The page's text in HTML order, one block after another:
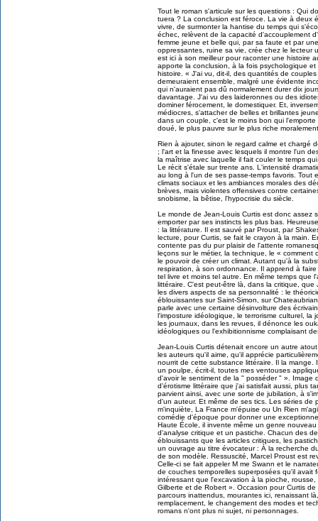
Tout le roman s'articule sur les questions : Qui
tuera ? La conclusion est féroce. La vie à deux
vivre, de surmonter la hantise du temps qui
échec, relèvent de la capacité d'accouplement
femme jeune et belle qui, par sa faute et par
oppressantes, ruine sa vie, crée chez le lecteur
est ici à son meilleur pour raconter une histoire
apporte la conclusion, à la fois psychologique
histoire. « J'ai vu, dit-il, des quantités de
demeuraient ensemble, malgré une évidente
qui n'auraient pas dû normalement durer dix
davantage. J'ai vu des laideronnes ou des
dominer férocement, le domestiquer. Et,
médiocres, s'attacher de belles et brillantes
dans un couple, c'est le moins bon qui
doué, le plus pauvre sur le plus riche
Rien à ajouter, sinon le regard calme et chargé
; l'art et la finesse avec lesquels il montre l'un
la maîtrise avec laquelle il fait couler le temps
Le récit s'étale sur trente ans. L'intensité
au long à l'un de ses passe-temps favoris. Tout
climats sociaux et les ambiances morales des
brèves, mais violentes offensives contre
snobisme, la bêtise, l'hypocrisie du siècle.
Le monde de Jean-Louis Curtis est donc assez
emporter par ses instincts les plus bas.
: la littérature. Il est sauvé par Proust, par
lecture, pour Curtis, se fait le crayon à la main.
contente pas du pur plaisir de l'attente
leçons sur le métier, la technique, le «
le pouvoir de créer un climat. Autant qu'à la
respiration, à son ordonnance. Il apprend à
tel livre et moins tel autre. En même temps que
littéraire. C'est peut-être là, dans la critique,
les divers aspects de sa personnalité : le
éblouissantes sur Saint-Simon, sur
parle avec une certaine désinvolture des
l'imposture idéologique, le terrorisme culturel, la
les journaux, dans les revues, il dénonce les
idéologiques ou l'exhibitionnisme complaisant
Jean-Louis Curtis détenait encore un autre
les auteurs qu'il aime, qu'il apprécie
nourrit de cette substance littéraire. Il la
un poulpe, écrit-il, toutes mes ventouses
d'avoir le sentiment de la " posséder " ». Image
d'érotisme littéraire que j'ai satisfait aussi, plus
parvient ainsi, avec une sorte de jubilation, à
d'un auteur. Et même de ses tics. Les séries de
m'inquiète, La France m'épuise ou Un Rien
comédie d'époque pour donner une
Haute École, il invente même un genre
d'analyse critique et un pastiche. Chacun des
éblouissants que les articles critiques, les
un ouvrage au titre évocateur : À la recherche
de son modèle. Ressuscité, Marcel Proust est
Celle-ci se fait appeler M me Swann et le
de couches temporelles superposées qu'il avait
intéressant que l'excavation à la pioche,
Gilberte et de Robert ». Occasion pour Curtis
parcours inattendus, mourantes ici, renaissant
remplacement, le changement des modes et
romans n'ont plus ni sujet, ni personnages.